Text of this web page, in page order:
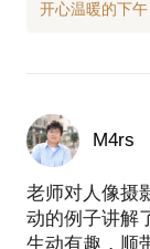
M4rs
老师对人像摄
动的例子讲解
生动有趣，顺